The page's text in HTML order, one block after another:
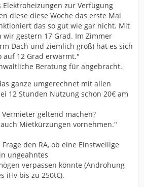
zur Verfügung
diese diese Woche das erste Mal
das so gut wie gar nicht. Mit
gestern 17 Grad. Im Zimmer
Dach und ziemlich groß) hat es sich
auf 12 Grad erwärmt."
Beratung für angebracht.
ganze umgerechnet mit allen
12 Stunden Nutzung schon 20€ am
geltend machen?
Mietkürzungen vornehmen."
den RA, ob eine Einstweilige
ungeahntes
verpassen könnte (Androhung
iHv bis zu 250t€).